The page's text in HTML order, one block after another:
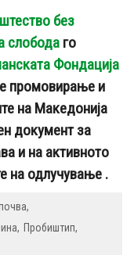
без
слобода го
Фондација
промовирање и
на Македонија
документ за
и на активното
на одлучување .
Пробиштип